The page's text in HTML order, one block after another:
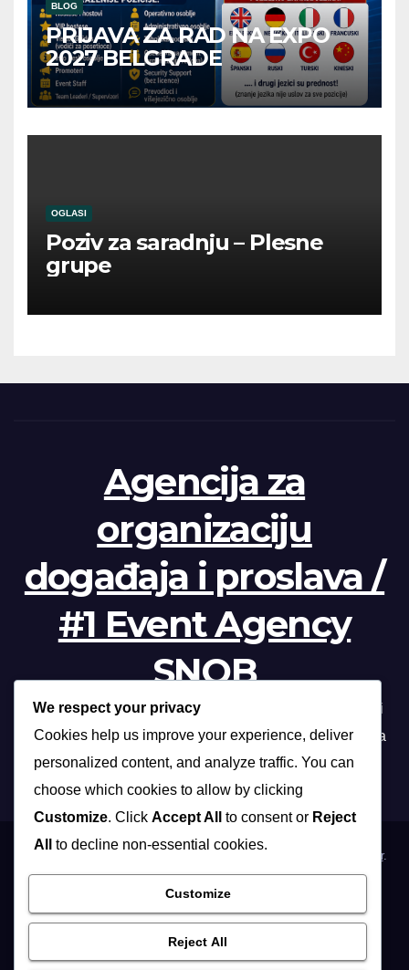
BLOG
PRIJAVA ZA RAD NA EXPO
2027 BELGRADE
OGLASI
Poziv za saradnju – Plesne
grupe
Agencija za
organizaciju
događaja i proslava /
#1 Event Agency
SNOB
Profesionalna organizacija događanja /// Beograd, Novi
Sad, Niš, Kopaonik, Zlatibor, Vrnjačka banja, Sokobanja
Themeansar.
Organizacija poslovnih događaja
Organizacija privatnih proslava
We respect your privacy
Cookies help us improve your experience, deliver
personalized content, and analyze traffic. You can
choose which cookies to allow by clicking
Customize. Click Accept All to consent or Reject
All
to decline non-essential cookies.
Customize
Reject All